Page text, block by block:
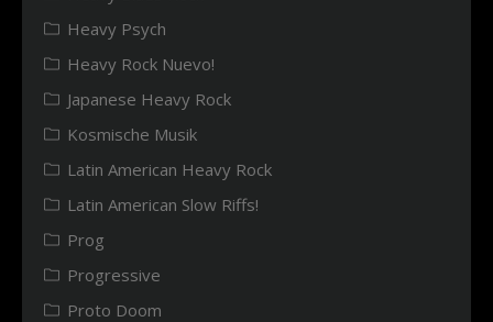
Heavy Psych
Heavy Rock Nuevo!
Japanese Heavy Rock
Kosmische Musik
Latin American Heavy Rock
Latin American Slow Riffs!
Prog
Progressive
Proto Doom